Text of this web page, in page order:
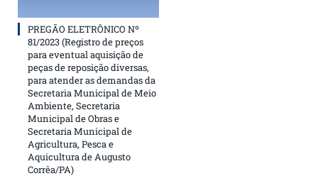
PREGÃO ELETRÔNICO Nº
81/2023 (Registro de preços
para eventual aquisição de
peças de reposição diversas,
para atender as demandas da
Secretaria Municipal de Meio
Ambiente, Secretaria
Municipal de Obras e
Secretaria Municipal de
Agricultura, Pesca e
Aquicultura de Augusto
Corrêa/PA)